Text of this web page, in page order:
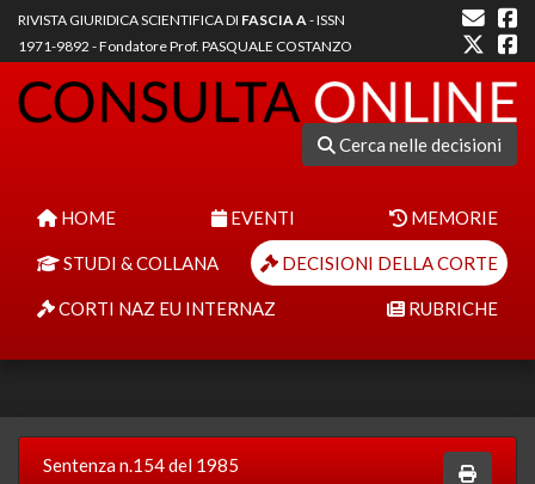
RIVISTA GIURIDICA SCIENTIFICA DI FASCIA A- ISSN
1971-9892 - Fondatore Prof. PASQUALE COSTANZO
Cerca nelle decisioni
HOME EVENTI MEMORIE
STUDI & COLLANA DECISIONI DELLA CORTE
CORTI NAZ EU INTERNAZ RUBRICHE
Sentenza n.154 del 1985